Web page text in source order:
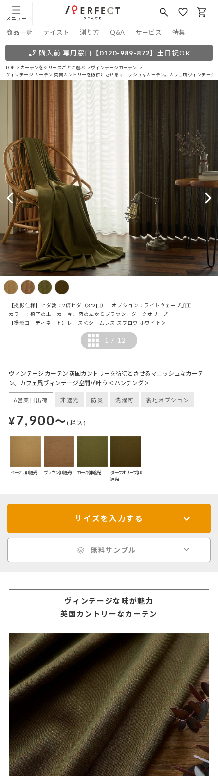
メニュー
商品一覧 テイスト 測り方 Q&A サービス 特集
購入前 専用窓口 【0120-989-872】 土日祝OK
TOP カーテンをシリーズごとに選ぶ
ヴィンテージカーテン
ヴィンテージ カーテン 英国カントリーを彷彿とさせるマニッシュなカーテン。カフェ風ヴィンテージ
【撮影仕様】ヒダ数：2倍ヒダ（3つ山） オプション：ライトウェーブ加工
カラー：椅子の上：カーキ、窓の左からブラウン、ダークオリーブ
【撮影コーディネート】レース＜シームレス スワロウ ホワイト＞
1 / 12
ヴィンテージ カーテン 英国カントリーを彷彿とさせるマニッシュなカーテ
ン。カフェ風ヴィンテージ空間が叶う ＜ハンチング＞
6営業日出荷 非遮光 防炎 洗濯可 裏地オプション
¥7,900～(税込)
ベージュ(非遮光) ブラウン(非遮光) カーキ(非遮光)
ダークオリーブ(非
遮光)
サイズを入力する
無料サンプル
ヴィンテージな味が魅力
英国カントリーなカーテン